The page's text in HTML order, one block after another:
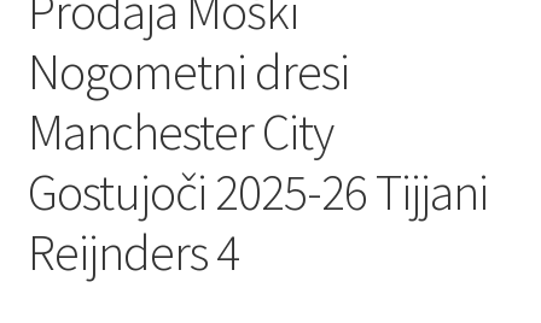
Nogometni dresi
Manchester City
Gostujoči 2025-26 Tijjani
Reijnders 4